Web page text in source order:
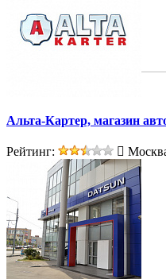
Альта-Картер, магазин
Рейтинг: